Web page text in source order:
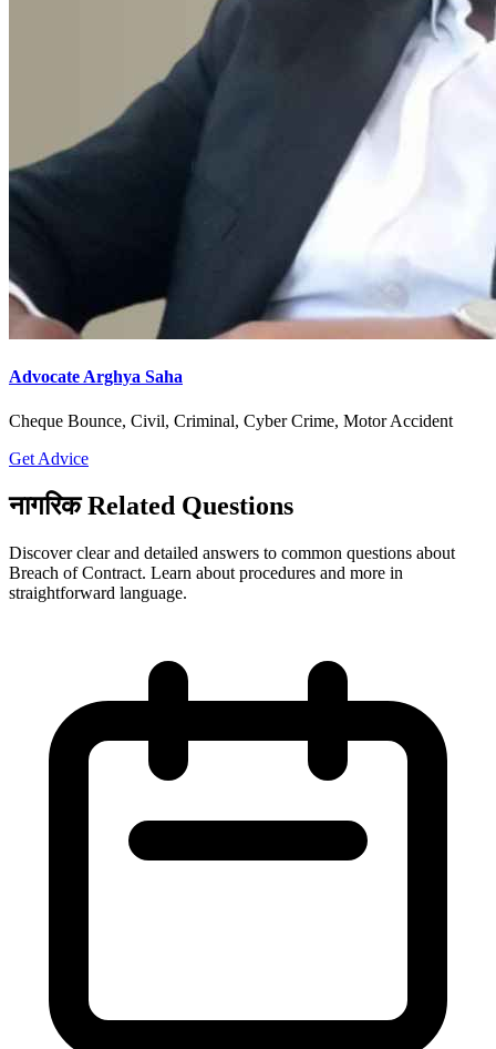
Advocate Arghya Saha
Cheque Bounce, Civil, Criminal, Cyber Crime, Motor Accident
Get Advice
नागरिक Related Questions
Discover clear and detailed answers to common questions about
Breach of Contract. Learn about procedures and more in
straightforward language.